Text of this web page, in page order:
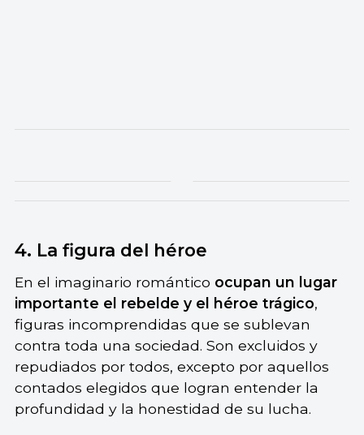
4. La figura del héroe
En el imaginario romántico ocupan un lugar
importante el rebelde y el héroe trágico,
figuras incomprendidas que se sublevan
contra toda una sociedad. Son excluidos y
repudiados por todos, excepto por aquellos
contados elegidos que logran entender la
profundidad y la honestidad de su lucha.